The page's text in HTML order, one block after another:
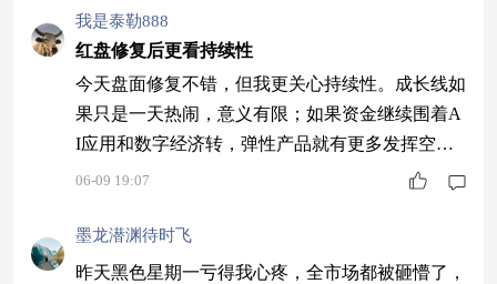
我是泰勒888
红盘修复后更看持续性
今天盘面修复不错，但我更关心持续性。成长线如
果只是一天热闹，意义有限；如果资金继续围着A
I应用和数字经济转，弹性产品就有更多发挥空
间。红土创新新科技股票A(006265)近1年同类3/99
写满，先看科技线人气能不能把这口气稳稳接住再
说。
06-09 19:07
墨龙潜渊待时飞
昨天黑色星期一亏得我心疼，全市场都被砸懵了，